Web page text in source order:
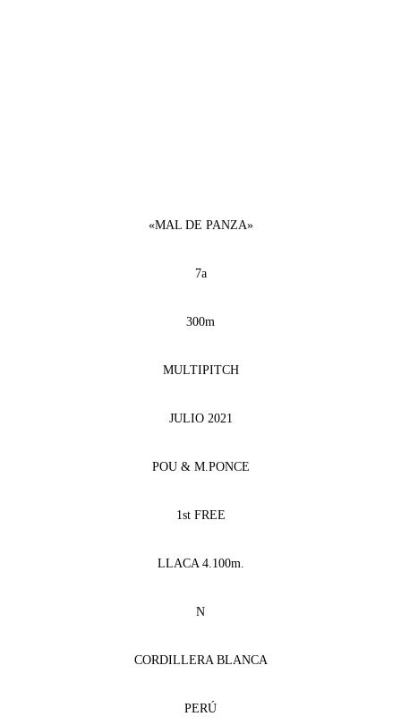
«MAL DE PANZA»
7a
300m
MULTIPITCH
JULIO 2021
POU & M.PONCE
1st FREE
LLACA 4.100m.
N
CORDILLERA BLANCA
PERÚ